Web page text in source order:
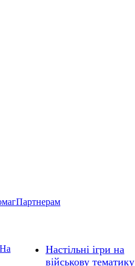
Партнерам
Настільні ігри на
військову тематику